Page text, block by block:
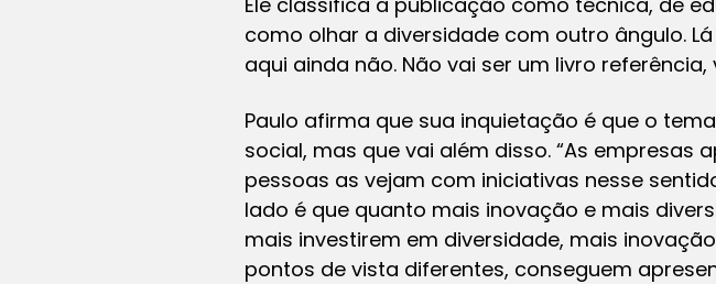
como olhar a diversidade com outro ângulo.
aqui ainda não. Não vai ser um livro
Paulo afirma que sua inquietação é que o
social, mas que vai além disso. “As
pessoas as vejam com iniciativas nesse
lado é que quanto mais inovação e mais
mais investirem em diversidade, mais
pontos de vista diferentes, conseguem